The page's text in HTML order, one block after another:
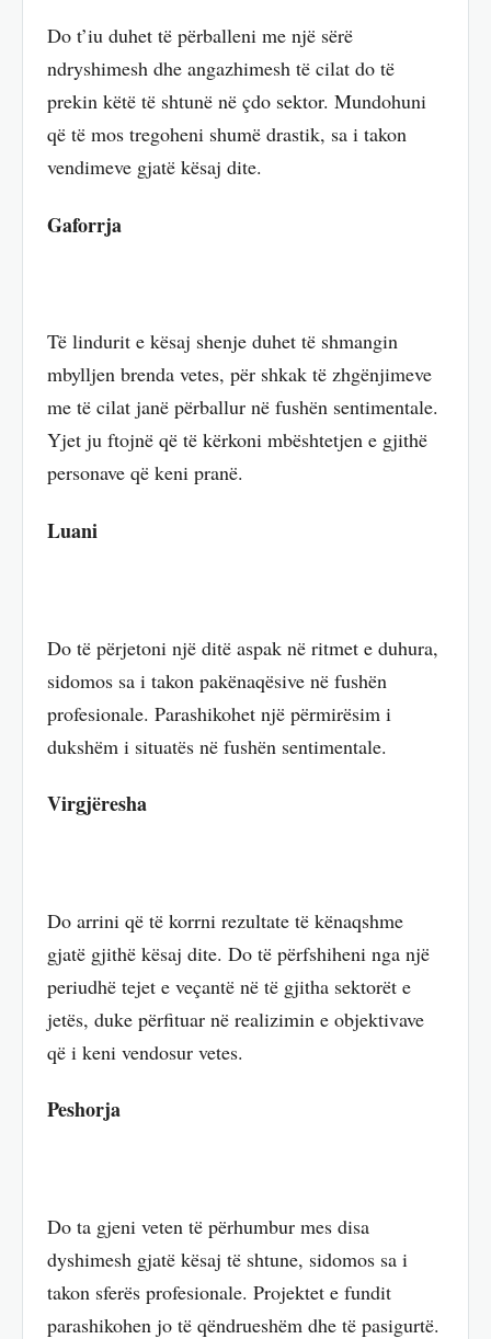
Do t’iu duhet të përballeni me një sërë
ndryshimesh dhe angazhimesh të cilat do të
prekin këtë të shtunë në çdo sektor. Mundohuni
që të mos tregoheni shumë drastik, sa i takon
vendimeve gjatë kësaj dite.
Gaforrja
Të lindurit e kësaj shenje duhet të shmangin
mbylljen brenda vetes, për shkak të zhgënjimeve
me të cilat janë përballur në fushën sentimentale.
Yjet ju ftojnë që të kërkoni mbështetjen e gjithë
personave që keni pranë.
Luani
Do të përjetoni një ditë aspak në ritmet e duhura,
sidomos sa i takon pakënaqësive në fushën
profesionale. Parashikohet një përmirësim i
dukshëm i situatës në fushën sentimentale.
Virgjëresha
Do arrini që të korrni rezultate të kënaqshme
gjatë gjithë kësaj dite. Do të përfshiheni nga një
periudhë tejet e veçantë në të gjitha sektorët e
jetës, duke përfituar në realizimin e objektivave
që i keni vendosur vetes.
Peshorja
Do ta gjeni veten të përhumbur mes disa
dyshimesh gjatë kësaj të shtune, sidomos sa i
takon sferës profesionale. Projektet e fundit
parashikohen jo të qëndrueshëm dhe të pasigurtë.